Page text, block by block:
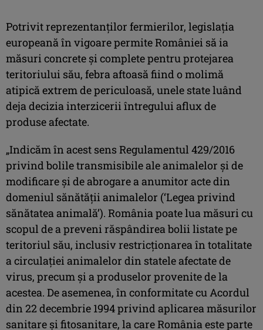
Potrivit reprezentanţilor fermierilor, legislaţia
europeană în vigoare permite României să ia
măsuri concrete şi complete pentru protejarea
teritoriului său, febra aftoasă fiind o molimă
atipică extrem de periculoasă, unele state luând
deja decizia interzicerii întregului aflux de
produse afectate.
„Indicăm în acest sens Regulamentul 429/2016
privind bolile transmisibile ale animalelor şi de
modificare şi de abrogare a anumitor acte din
domeniul sănătăţii animalelor (‘Legea privind
sănătatea animală’). România poate lua măsuri cu
scopul de a preveni răspândirea bolii listate pe
teritoriul său, inclusiv restricţionarea în totalitate
a circulaţiei animalelor din statele afectate de
virus, precum şi a produselor provenite de la
acestea. De asemenea, în conformitate cu Acordul
din 22 decembrie 1994 privind aplicarea măsurilor
sanitare şi fitosanitare, la care România este parte